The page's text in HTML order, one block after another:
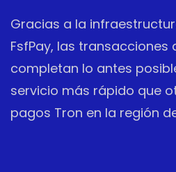
Gracias a la
FsfPay, las transacciones
completan lo antes
servicio más rápido que
pagos Tron en la región